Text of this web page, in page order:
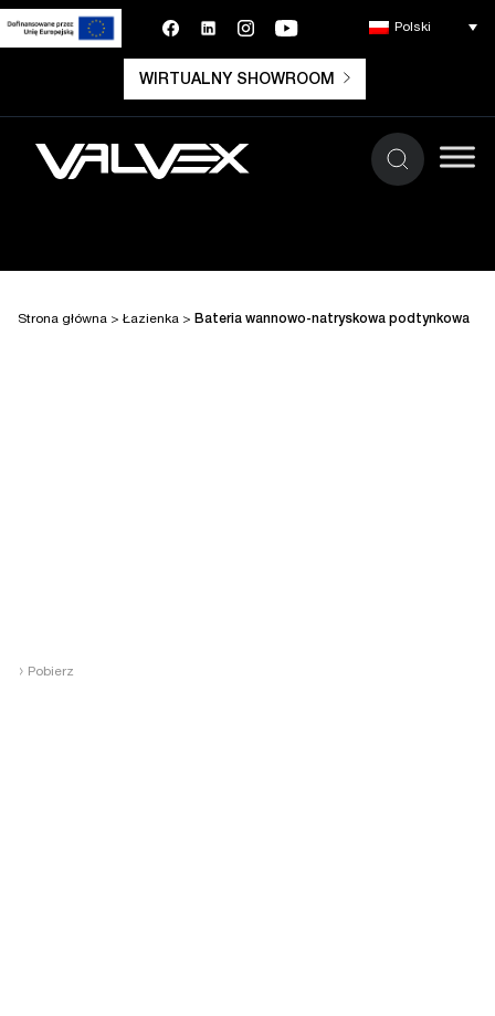
WIRTUALNY SHOWROOM
Polski
Strona główna > Łazienka > Bateria wannowo-natryskowa podtynkowa
› Pobierz